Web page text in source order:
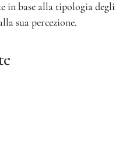
in base alla tipologia degli
sua percezione.